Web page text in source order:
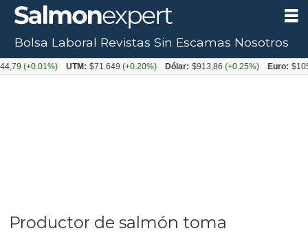
Productor de salmón toma
Bolsa Laboral Revistas Sin Escamas Nosotros
UTM: $71.649(+0.20%) Dólar: $913,86(+0.25%) Euro: $1053,08(-